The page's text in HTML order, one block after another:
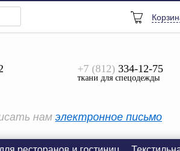
Все +7 (812) 334-12-75
ткани для спецодежды
нам электронное письмо